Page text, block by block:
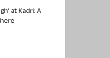
at Kadri: A